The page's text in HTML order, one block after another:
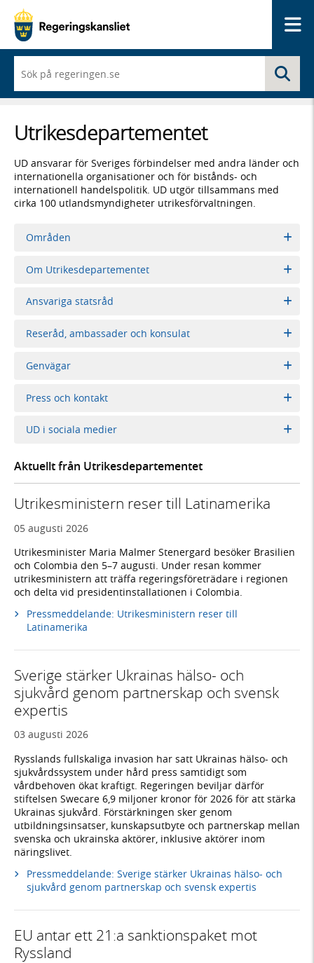
du
börjar
skriva
framträder
en
med
sökförslag
Utrikes­­departementet
UD ansvarar för Sveriges förbindelser med andra länder och
internationella organisationer och för bistånds- och
internationell handelspolitik. UD utgör tillsammans med
cirka 100 utlandsmyndigheter utrikesförvaltningen.
Områden
Om Utrikesdepartementet
Ansvariga statsråd
Reseråd, ambassader och konsulat
Genvägar
Press och kontakt
UD i sociala medier
Aktuellt från Utrikesdepartementet
Utrikesministern reser till Latinamerika
05 augusti 2026
Utrikesminister Maria Malmer Stenergard besöker Brasilien
och Colombia den 5–7 augusti. Under resan kommer
utrikesministern att träffa regeringsföreträdare i regionen
och delta vid presidentinstallationen i Colombia.
Pressmeddelande: Utrikesministern reser till
Latinamerika
Sverige stärker Ukrainas hälso- och
sjukvård genom partnerskap och svensk
expertis
03 augusti 2026
Rysslands fullskaliga invasion har satt Ukrainas hälso- och
sjukvårdssystem under hård press samtidigt som
vårdbehoven ökat kraftigt. Regeringen beviljar därför
stiftelsen Swecare 6,9 miljoner kronor för 2026 för att stärka
Ukrainas sjukvård. Förstärkningen sker genom
utbildningsinsatser, kunskapsutbyte och partnerskap mellan
svenska och ukrainska aktörer, inklusive aktörer inom
näringslivet.
Pressmeddelande: Sverige stärker Ukrainas hälso- och
sjukvård genom partnerskap och svensk expertis
EU antar ett 21:a sanktionspaket mot
Ryssland